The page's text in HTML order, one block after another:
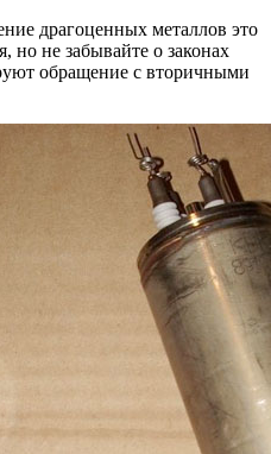
драгоценных металлов это
но не забывайте о законах
обращение с вторичными